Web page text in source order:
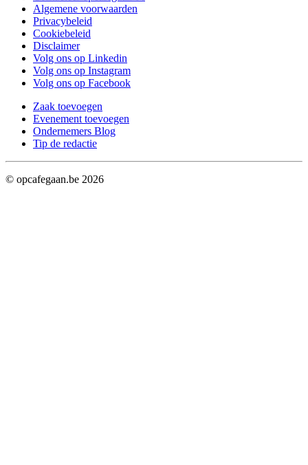
Algemene voorwaarden
Privacybeleid
Cookiebeleid
Disclaimer
Volg ons op Linkedin
Volg ons op Instagram
Volg ons op Facebook
Zaak toevoegen
Evenement toevoegen
Ondernemers Blog
Tip de redactie
© opcafegaan.be 2026